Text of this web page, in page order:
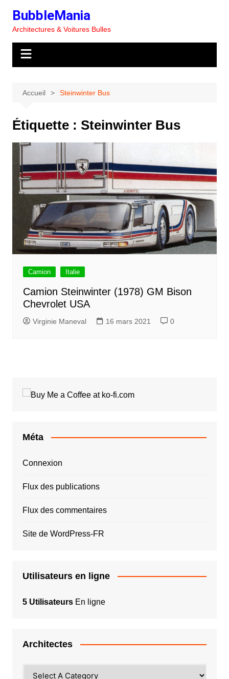
contenu
BubbleMania
Architectures & Voitures Bulles
Accueil Steinwinter Bus
Étiquette : Steinwinter Bus
Camion Italie
Camion Steinwinter (1978) GM Bison
Chevrolet USA
Virginie Maneval 16 mars 2021 0
Méta
Connexion
Flux des publications
Flux des commentaires
Site de WordPress-FR
Utilisateurs en ligne
5 UtilisateursEn ligne
Architectes